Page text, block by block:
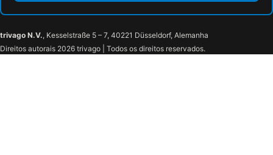
trivago N.V., Kesselstraße 5 – 7, 40221 Düsseldorf, Alemanha
Direitos autorais 2026 trivago | Todos os direitos reservados.